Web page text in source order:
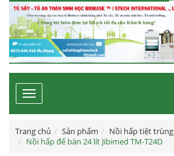
Toggle
navigation
Trang chủ Sản phẩm
Nồi hấp tiệt trùng
Nồi hấp để bàn 24 lít Jibimed TM-T24D